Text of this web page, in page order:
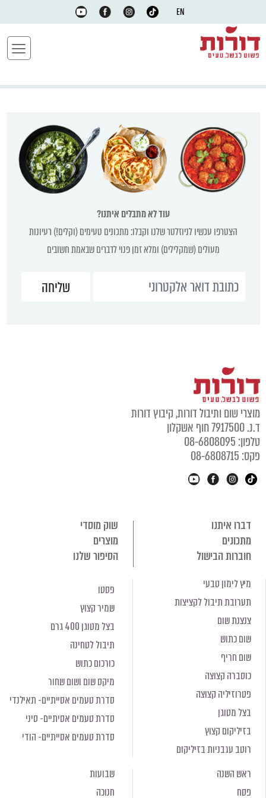
EN
עוד לא מתבלים איתנו?
הצטרפו עכשיו לניוזלטר שלנו וקבלו: מתכונים טעימים (וקלים!) רעיונות
מעולים (שמקלילים) ומלא זמן פנוי לדברים שבאמת חשובים
מוצרי שום ותיבול דורות, קיבוץ דורות
ד.נ. 7917500 חוף אשקלון
טלפון: 08-6808095
פקס: 08-6808715
דברו איתנו
שוק מוסדי
מתכונים
מוצרים
חוברות הבישול
הסיפור שלנו
מיץ לימון טבעי
תערובת תיבול לקציצות
צנצנת שום
שום כתוש
שום חריף
כוסברה קצוצה
פטרוזיליה קצוצה
בצל מטוגן
בזיליקום קצוץ
רוטב עגבניות בזיליקום
פסטו
שמיר קצוץ
בצל מטוגן 400 גרם
תיבול לטחינה
כורכום כתוש
מיקס שום ושום שחור
סדרת טעמים אסייתיים- תאילנדי
סדרת טעמים אסיתיים- סיני
סדרת טעמים אסייתיים- הודי
ראש השנה
פסח
שבועות
חנוכה